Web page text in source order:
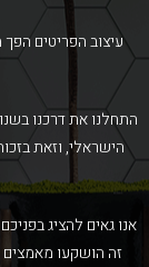
עיצוב הפריטים
התחלנו את דרכנו
הישראלי, וזאת
אנו גאים להציג
זה הושקעו